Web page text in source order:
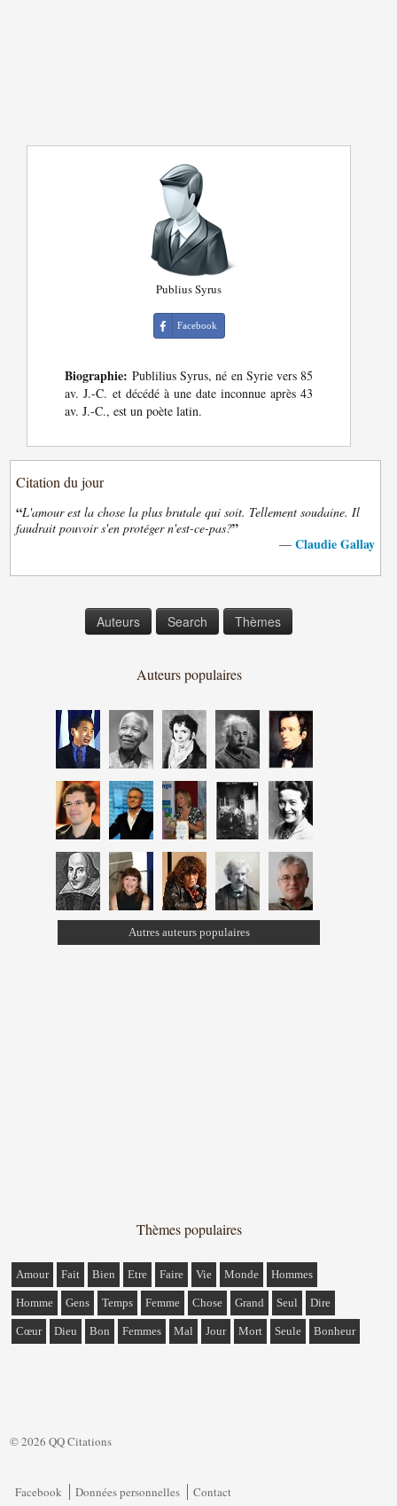
Publius Syrus
Facebook
Biographie: Publilius Syrus, né en Syrie vers 85
av. J.-C. et décédé à une date inconnue après 43
av. J.-C., est un poète latin.
Citation du jour
“L'amour est la chose la plus brutale qui soit. Tellement soudaine. Il
faudrait pouvoir s'en protéger n'est-ce-pas?”
— Claudie Gallay
Auteurs Search Thèmes
Auteurs populaires
Autres auteurs populaires
Thèmes populaires
Amour Fait Bien Etre Faire Vie Monde Hommes
Homme Gens Temps Femme Chose Grand Seul Dire
Cœur Dieu Bon Femmes Mal Jour Mort Seule Bonheur
© 2026 QQ Citations
Facebook Données personnelles Contact